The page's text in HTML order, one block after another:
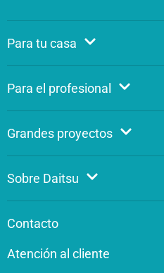
Para tu casa
Para el profesional
Grandes proyectos
Sobre Daitsu
Contacto
Atención al cliente